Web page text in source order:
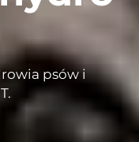
psów i